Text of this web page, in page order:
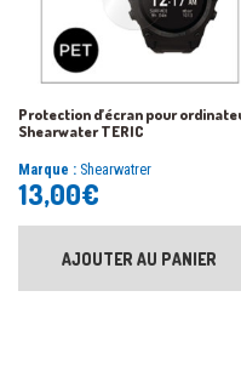
Protection d’écran pour
Shearwater TERIC
Marque : Shearwatrer
13,00€
AJOUTER AU PANIER